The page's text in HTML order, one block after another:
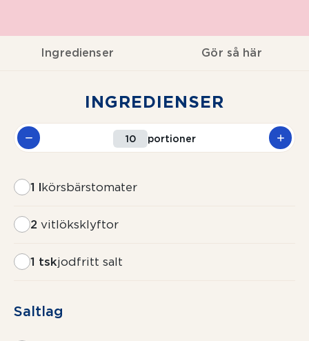
Ingredienser Gör så här
INGREDIENSER
portioner
1 lkörsbärstomater
2 vitlöksklyftor
1 tskjodfritt salt
Saltlag